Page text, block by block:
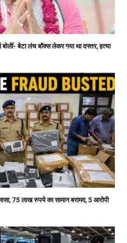
बोलीं- बेटा लंच बॉक्स लेकर गया था दफ्तर, हत्या
75 लाख रुपये का सामान बरामद, 5 आरोपी